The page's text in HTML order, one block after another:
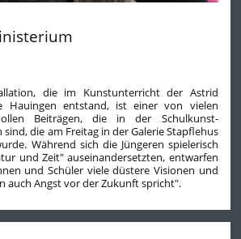
die im Kunstunterricht der Astrid
Hauingen entstand, ist einer von vielen
Beiträgen, die in der Schulkunst-
sind, die am Freitag in der Galerie Stapflehus
Während sich die Jüngeren spielerisch
und Zeit" auseinandersetzten, entwarfen
und Schüler viele düstere Visionen und
auch Angst vor der Zukunft spricht".